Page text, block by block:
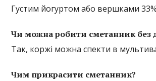
Густим йогуртом або вершками
Чи можна робити сметанник без
Так, коржі можна спекти в
Чим прикрасити сметанник?